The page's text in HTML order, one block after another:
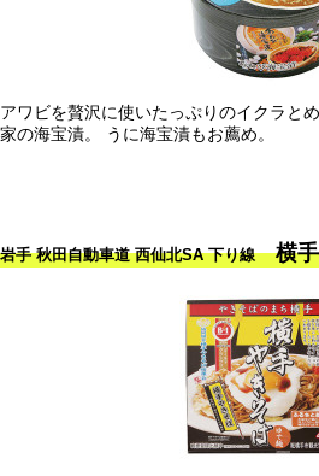
アワビを贅沢に使いたっぷりのイクラと
家の海宝漬。 うに海宝漬もお薦め。
岩手 秋田自動車道 西仙北SA 下り線横